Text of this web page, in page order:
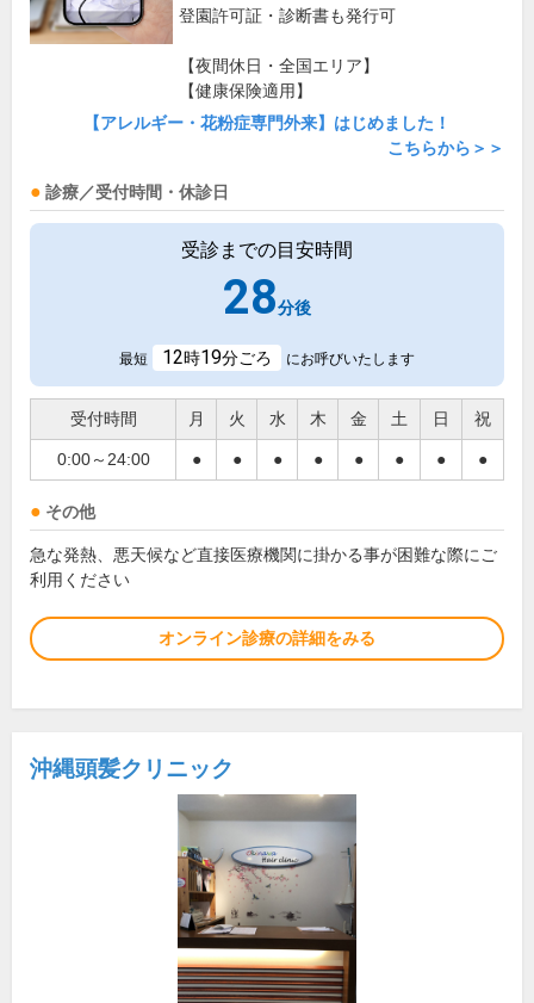
登園許可証・診断書も発行可
【夜間休日・全国エリア】
【健康保険適用】
【アレルギー・花粉症専門外来】はじめました！
こちらから＞＞
診療／受付時間・休診日
受診までの目安時間
28分後
最短 12時19分ごろ にお呼びいたします
受付時間 月 火 水 木 金 土 日 祝
0:00～24:00 ● ● ● ● ● ● ● ●
その他
急な発熱、悪天候など直接医療機関に掛かる事が困難な際にご
利用ください
オンライン診療の詳細をみる
沖縄頭髪クリニック